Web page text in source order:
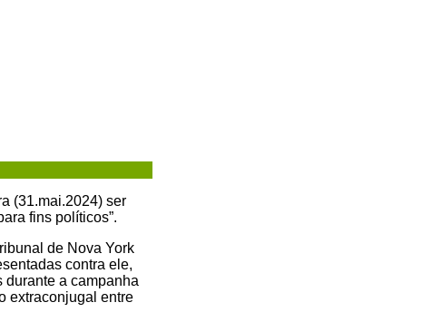
(31.mai.2024) ser
fins políticos”.
de Nova York
contra ele,
durante a campanha
extraconjugal entre